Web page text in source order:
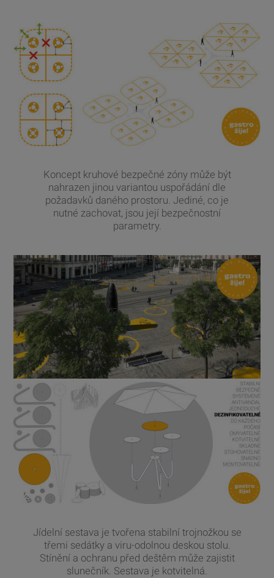
Koncept kruhové bezpečné zóny může být
nahrazen jinou variantou uspořádání dle
požadavků daného prostoru. Jediné, co je
nutné zachovat, jsou její bezpečnostní
parametry.
Jídelní sestava je tvořena stabilní trojnožkou se
třemi sedátky a viru-odolnou deskou stolu.
Stínění a ochranu před deštěm může zajistit
slunečník. Sestava je kotvitelná.